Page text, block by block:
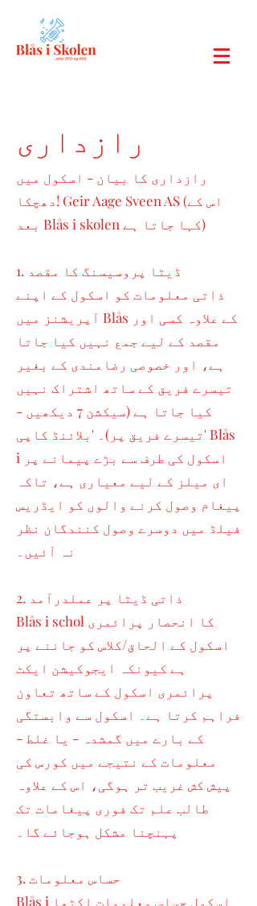
رازداری
رازداری کا بیان - اسکول میں
دھچکا! Geir Aage Sveen AS (اس کے
بعد Blås i skolen کہا جاتا ہے)
1. ڈیٹا پروسیسنگ کا مقصد
ذاتی معلومات کو اسکول کے اپنے
آپریشنز میں Blås کے علاوہ کسی اور
مقصد کے لیے جمع نہیں کیا جاتا
ہے، اور خصوصی رضامندی کے بغیر
تیسرے فریق کے ساتھ اشتراک نہیں
کیا جاتا ہے (سیکشن 7 دیکھیں -
تیسرے فریق پر)۔ 'بلائنڈ کاپی' Blås
i اسکول کی طرف سے بڑے پیمانے پر
ای میلز کے لیے معیاری ہے، تاکہ
پیغام وصول کرنے والوں کو ایڈریس
فیلڈ میں دوسرے وصول کنندگان نظر
نہ آئیں۔
2. ذاتی ڈیٹا پر عملدرآمد
Blås i schol کا انحصار پرائمری
اسکول کے الحاق/کلاس کو جاننے پر
ہے کیونکہ ایجوکیشن ایکٹ
پرائمری اسکول کے ساتھ تعاون
فراہم کرتا ہے۔ اسکول سے وابستگی
کے بارے میں گمشدہ - یا غلط -
معلومات کے نتیجے میں کورس کی
پیش کش غریب تر ہوگی، اس کے علاوہ
طالب علم تک فوری پیغامات تک
پہنچنا مشکل ہوجائے گا۔
3. حساس معلومات
Blås i اسکول حساس معلومات اکٹھا